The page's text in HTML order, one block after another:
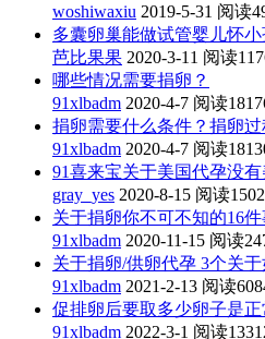
woshiwaxiu 2019-5-31 阅读
多囊卵巢能做试管婴儿怀小
芭比果果 2020-3-11 阅读
哪些情况需要捐卵？
91xlbadm 2020-4-7 阅读
捐卵需要什么条件？捐卵过
91xlbadm 2020-4-7 阅读
91喜来宝关于美国代孕没
gray_yes 2020-8-15 阅读
关于捐卵你不可不知的16
91xlbadm 2020-11-15 阅读
关于捐卵/供卵代孕 3个关
91xlbadm 2021-2-13 阅读
促排卵后要取多少卵子是
91xlbadm 2022-3-1 阅读